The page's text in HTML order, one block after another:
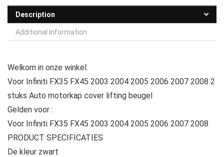
Description
Additional information
Welkom in onze winkel.
Voor Infiniti FX35 FX45 2003 2004 2005 2006 2007 2008 2
stuks Auto motorkap cover lifting beugel
Gelden voor :
Voor Infiniti FX35 FX45 2003 2004 2005 2006 2007 2008
PRODUCT SPECIFICATIES
De kleur zwart